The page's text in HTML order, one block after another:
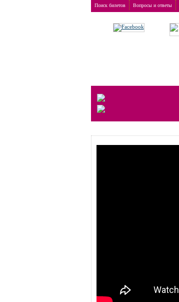
Поиск билетов Вопросы и ответы